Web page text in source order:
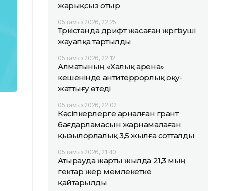
жарықсыз отыр
05 тамыз 2026, 22:25
Түркістанда дрифт жасаған жүргізуші
жауапқа тартылды
05 тамыз 2026, 22:12
Алматының «Халық арена»
кешенінде антитеррорлық оқу-
жаттығу өтеді
05 тамыз 2026, 22:02
Кәсіпкерлерге арналған грант
бағдарламасын жарнамалаған
қызылорлалық 3,5 жылға сотталды
05 тамыз 2026, 21:40
Атырауда жарты жылда 21,3 мың
гектар жер мемлекетке
қайтарылды